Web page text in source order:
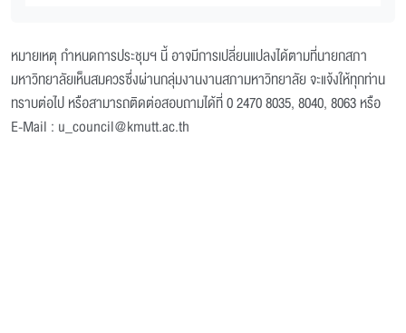
หมายเหตุ กำหนดการประชุมฯ นี้ อาจมีการเปลี่ยนแปลงได้ตามที่นายกสภา
มหาวิทยาลัยเห็นสมควรซึ่งผ่านกลุ่มงานงานสภามหาวิทยาลัย จะแจ้งให้ทุกท่าน
ทราบต่อไป หรือสามารถติดต่อสอบถามได้ที่ 0 2470 8035, 8040, 8063 หรือ
E-Mail : u_council@kmutt.ac.th